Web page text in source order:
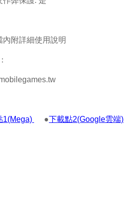
內附詳細使用說明
1(Mega) ●下載點2(Google雲端)